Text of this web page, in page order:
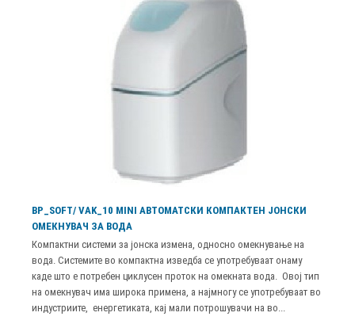
BP_SOFT/ VAK_10 MINI АВТОМАТСКИ КОМПАКТЕН ЈОНСКИ
ОМЕКНУВАЧ ЗА ВОДА
Компактни системи за јонска измена, односно омекнување на
вода. Системите во компактна изведба се употребуваат онаму
каде што е потребен циклусен проток на омекната вода. Овој тип
на омекнувач има широка примена, а најмногу се употребуваат во
индустриите, енергетиката, кај мали потрошувачи на во...